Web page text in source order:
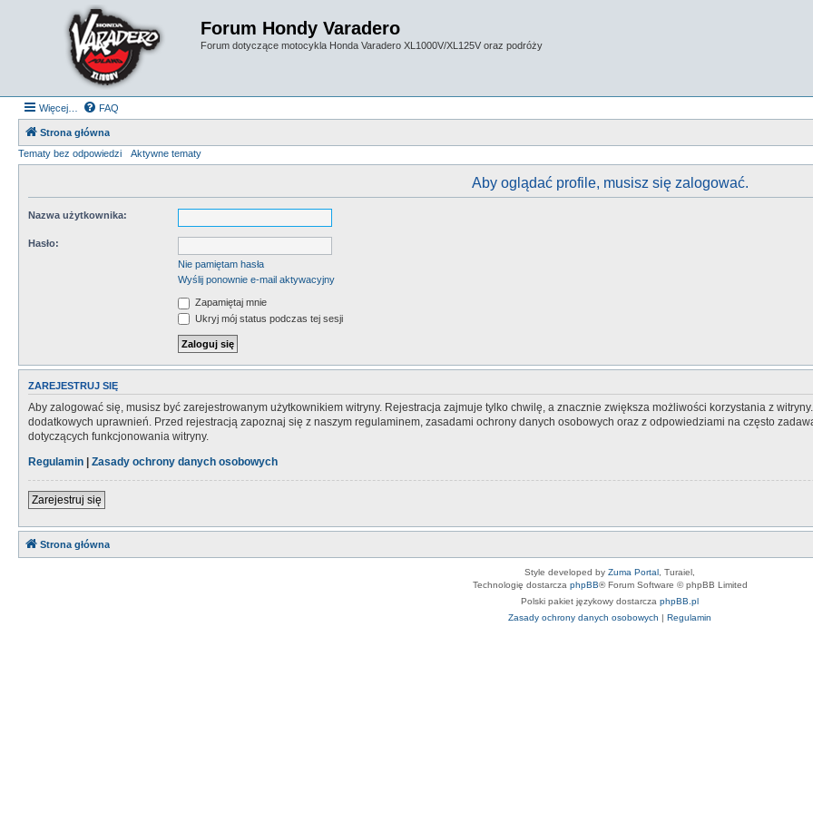
Forum Hondy Varadero
Forum dotyczące motocykla Honda Varadero XL1000V/XL125V oraz podróży
Więcej… FAQ
Strona główna
Tematy bez odpowiedzi
Aktywne tematy
Aby oglądać profile, musisz się zalogować.
Nazwa użytkownika:
Hasło:
Nie pamiętam hasła
Wyślij ponownie e-mail aktywacyjny
Zapamiętaj mnie
Ukryj mój status podczas tej sesji
ZAREJESTRUJ SIĘ
Aby zalogować się, musisz być zarejestrowanym użytkownikiem witryny. Rejestracja zajmuje tylko chwilę, a znacznie zwiększa możliwości korzystania z
dodatkowych uprawnień. Przed rejestracją zapoznaj się z naszym regulaminem, zasadami ochrony danych osobowych oraz z odpowiedziami na często
dotyczących funkcjonowania witryny.
Regulamin | Zasady ochrony danych osobowych
Zarejestruj się
Strona główna
Style developed by Zuma Portal , Turaiel,
Technologię dostarcza phpBB® Forum Software © phpBB Limited
Polski pakiet językowy dostarcza phpBB.pl
Zasady ochrony danych osobowych | Regulamin